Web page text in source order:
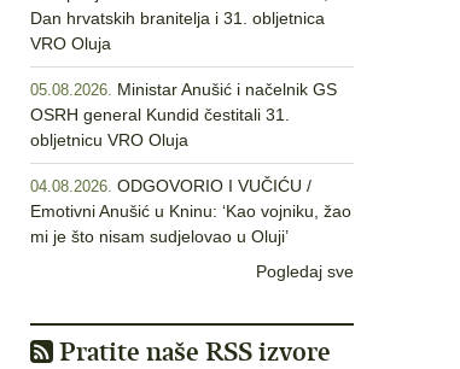
Dan hrvatskih branitelja i 31. obljetnica
VRO Oluja
05.08.2026. Ministar Anušić i načelnik GS
OSRH general Kundid čestitali 31.
obljetnicu VRO Oluja
04.08.2026. ODGOVORIO I VUČIĆU /
Emotivni Anušić u Kninu: ‘Kao vojniku, žao
mi je što nisam sudjelovao u Oluji’
Pogledaj sve
Pratite naše RSS izvore